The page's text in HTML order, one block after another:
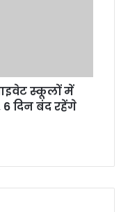
स्कूलों में
6 दिन बंद रहेंगे